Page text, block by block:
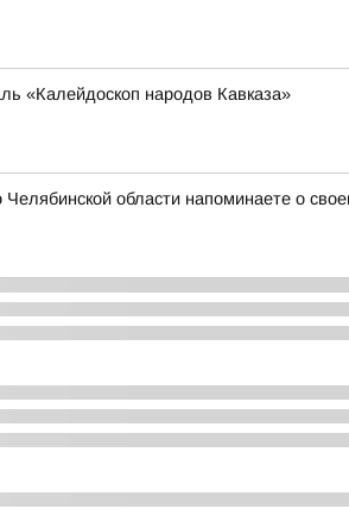
«Калейдоскоп народов Кавказа»
области напоминаете о